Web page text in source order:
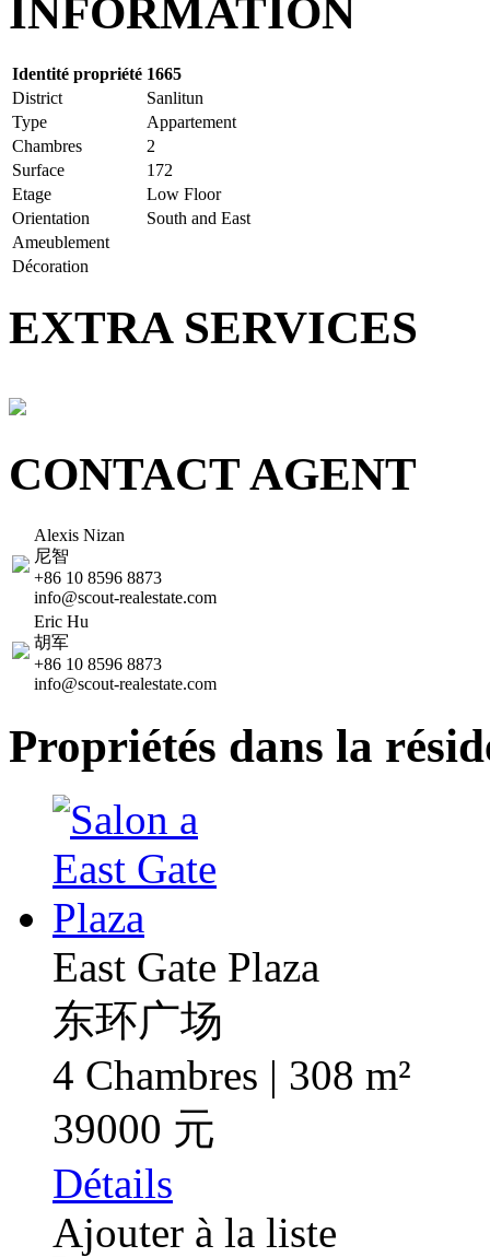
INFORMATION
Identité propriété 1665
District
Sanlitun
Type
Appartement
Chambres
2
Surface
172
Etage
Low Floor
Orientation
South and East
Ameublement
Décoration
EXTRA SERVICES
CONTACT AGENT
Alexis Nizan
尼智
+86 10 8596 8873
info@scout-realestate.com
Eric Hu
胡军
+86 10 8596 8873
info@scout-realestate.com
Propriétés dans la
East Gate Plaza
东环广场
4 Chambres | 308 m²
39000 元
Détails
Ajouter à la liste